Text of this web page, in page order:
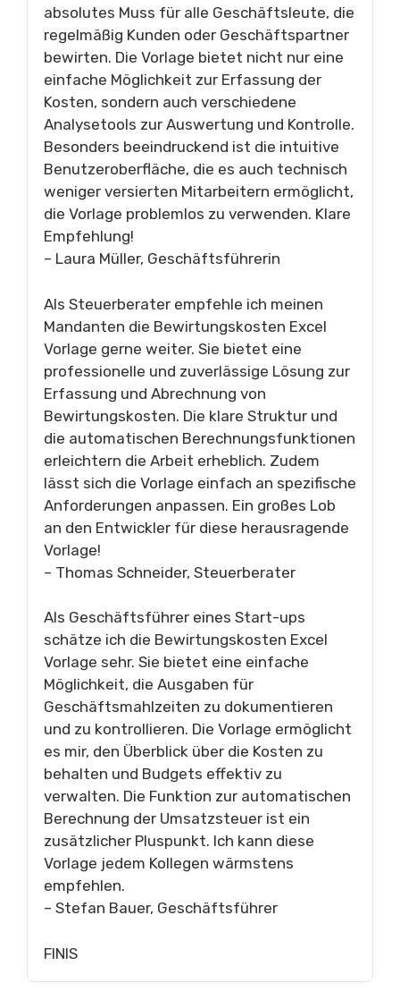
absolutes Muss für alle Geschäftsleute, die
regelmäßig Kunden oder Geschäftspartner
bewirten. Die Vorlage bietet nicht nur eine
einfache Möglichkeit zur Erfassung der
Kosten, sondern auch verschiedene
Analysetools zur Auswertung und Kontrolle.
Besonders beeindruckend ist die intuitive
Benutzeroberfläche, die es auch technisch
weniger versierten Mitarbeitern ermöglicht,
die Vorlage problemlos zu verwenden. Klare
Empfehlung!
– Laura Müller, Geschäftsführerin
Als Steuerberater empfehle ich meinen
Mandanten die Bewirtungskosten Excel
Vorlage gerne weiter. Sie bietet eine
professionelle und zuverlässige Lösung zur
Erfassung und Abrechnung von
Bewirtungskosten. Die klare Struktur und
die automatischen Berechnungsfunktionen
erleichtern die Arbeit erheblich. Zudem
lässt sich die Vorlage einfach an spezifische
Anforderungen anpassen. Ein großes Lob
an den Entwickler für diese herausragende
Vorlage!
– Thomas Schneider, Steuerberater
Als Geschäftsführer eines Start-ups
schätze ich die Bewirtungskosten Excel
Vorlage sehr. Sie bietet eine einfache
Möglichkeit, die Ausgaben für
Geschäftsmahlzeiten zu dokumentieren
und zu kontrollieren. Die Vorlage ermöglicht
es mir, den Überblick über die Kosten zu
behalten und Budgets effektiv zu
verwalten. Die Funktion zur automatischen
Berechnung der Umsatzsteuer ist ein
zusätzlicher Pluspunkt. Ich kann diese
Vorlage jedem Kollegen wärmstens
empfehlen.
– Stefan Bauer, Geschäftsführer
FINIS